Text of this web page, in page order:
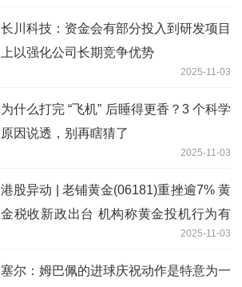
长川科技：资金会有部分投入到研发项目
上以强化公司长期竞争优势
2025-11-03
为什么打完 “飞机” 后睡得更香？3 个科学
原因说透，别再瞎猜了
2025-11-03
港股异动 | 老铺黄金(06181)重挫逾7% 黄
金税收新政出台 机构称黄金投机行为有
2025-11-03
塞尔：姆巴佩的进球庆祝动作是特意为一